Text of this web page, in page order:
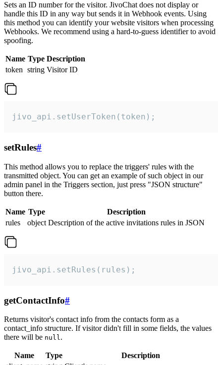
Sets an ID number for the visitor. JivoChat does not display or
handle this ID in any way but sends it in Webhook events. Using
this method you can identify your website visitors when processing
Webhooks. We recommend using a hard-to-guess identifier to avoid
spoofing.
Name Type Description
token string Visitor ID
jivo_api.setUserToken(token);
setRules#
This method allows you to replace the triggers' rules with the
transmitted object. You can get an example of such object in our
admin panel in the Triggers section, just press "JSON structure"
button there.
Name Type
Description
rules
object Description of the active invitations rules in JSON
jivo_api.setRules(rules);
getContactInfo#
Returns visitor's contact info from the contacts form as a
contact_info structure. If visitor didn't fill in some fields, the values
there will be null.
Name Type
Description